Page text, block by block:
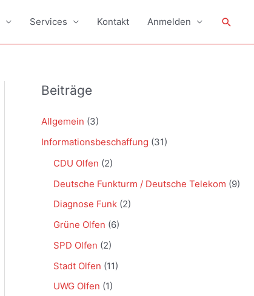
Services Kontakt Anmelden
Beiträge
Allgemein (3)
Informationsbeschaffung (31)
CDU Olfen (2)
Deutsche Funkturm / Deutsche Telekom (9)
Diagnose Funk(2)
Grüne Olfen (6)
SPD Olfen (2)
Stadt Olfen (11)
UWG Olfen (1)